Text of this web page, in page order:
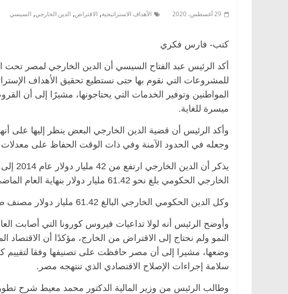
29 أغسطس، 2020 الأهداف الاستراتيجية, الاقتراض, الدين الخارجي, السيسي
كتب- فارس فكري
أكد الرئيس عبد الفتاح السيسي أن الدين الخارجي لمصر
للمشروعات التي نقوم بها حتى نستطيع تحقيق الأهداف
المواطنين وتوفير الخدمات التي يحتاجونها، مشيرًا إلى أن
ميسرة للغاية.
وأكد الرئيس أن قضية الدين الخارجي البعض ينظر إليها على
وجعله في الحدود الآمنة وفي ذات الوقت الحفاظ على معدلات
الخارجي الحكومي بلغ نحو 61.42 مليار دولار بنهاية العام الماضي.
وكل الدين الحكومي الخارجي البالغ 61.42 مليار دولار مصنف طويل الأجل وفقًا لبيانات البنك الدولي.
وأوضح الرئيس أنه لولا تداعيات فيروس كورونا التي أصابت
النمو ولم نحتاج إلى الاقتراض من الخارج، مؤكدًا أن
وضعها، مشيرا إلى أن مصر حافظت على تصنيفها وفقا لتقييم
سلامة إجراءات الإصلاح الاقتصادي الذي تنتهجه مصر.
وطالب الرئيس من وزير المالية الدكتور محمد معيط شرح